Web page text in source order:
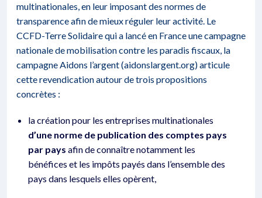
multinationales, en leur imposant des normes de
transparence afin de mieux réguler leur activité. Le
CCFD-Terre Solidaire qui a lancé en France une campagne
nationale de mobilisation contre les paradis fiscaux, la
campagne Aidons l’argent (aidonslargent.org) articule
cette revendication autour de trois propositions
concrètes :
la création pour les entreprises multinationales
d’une norme de publication des comptes pays
par pays afin de connaître notamment les
bénéfices et les impôts payés dans l’ensemble des
pays dans lesquels elles opèrent,